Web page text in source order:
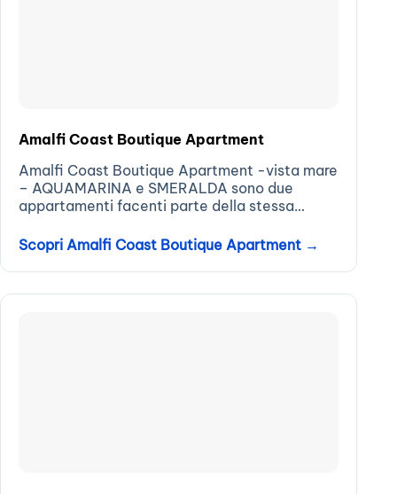
Amalfi Coast Boutique Apartment
Amalfi Coast Boutique Apartment -vista mare
– AQUAMARINA e SMERALDA sono due
appartamenti facenti parte della stessa
Scopri Amalfi Coast Boutique Apartment →